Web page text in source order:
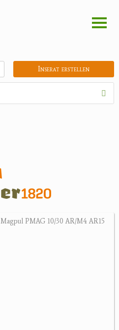
Inserat erstellen
Magpul PMAG 10/30 AR/M4 AR15